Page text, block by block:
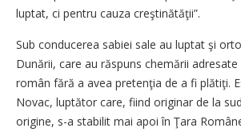
luptat, ci pentru cauza creştinătăţii”.
Sub conducerea sabiei sale au luptat şi
Dunării, care au răspuns chemării
român fără a avea pretenţia de a fi plătiţi.
Novac, luptător care, fiind originar de la
origine, s-a stabilit mai apoi în Ţara